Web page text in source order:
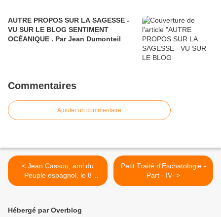
AUTRE PROPOS SUR LA SAGESSE -
VU SUR LE BLOG SENTIMENT
OCÉANIQUE . Par Jean Dumonteil
Commentaires
Ajouter un commentaire
< Jean Cassou, ami du
Peuple espagnol, le 8
décembre 2023 à Toulouse.
Petit Traité d'Eschatologie -
Part - IV- >
Hébergé par Overblog